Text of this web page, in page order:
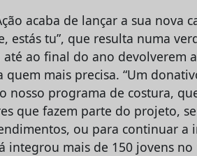
acaba de lançar a sua nova
estás tu”, que resulta numa
até ao final do ano devolverem
quem mais precisa. “Um
nosso programa de costura,
que fazem parte do projeto,
ou para continuar a
integrou mais de 150 jovens